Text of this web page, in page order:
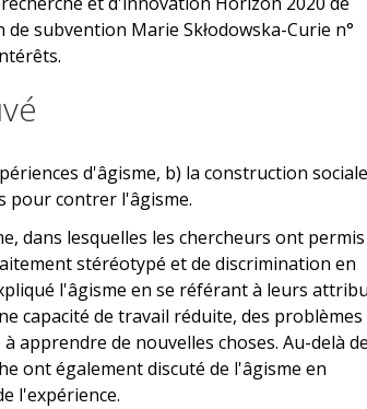
subvention Marie Skłodowska-Curie n°
d'âgisme, b) la construction sociale
pour contrer l'âgisme.
dans lesquelles les chercheurs ont permis
stéréotypé et de discrimination en
l'âgisme en se référant à leurs
capacité de travail réduite, des problèmes
apprendre de nouvelles choses. Au-delà
ont également discuté de l'âgisme en
l'expérience.